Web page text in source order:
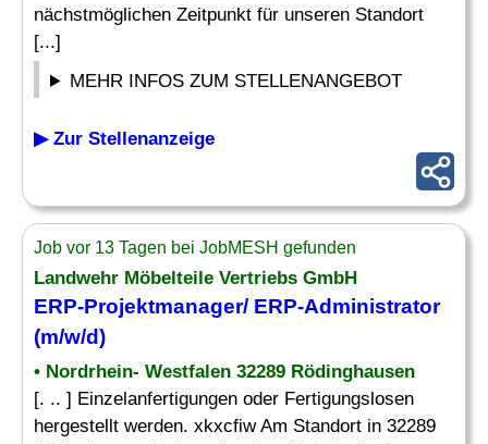
nächstmöglichen Zeitpunkt für unseren Standort
[...]
MEHR INFOS ZUM STELLENANGEBOT
▶ Zur Stellenanzeige
Job vor 13 Tagen bei JobMESH gefunden
Landwehr Möbelteile Vertriebs GmbH
ERP-Projektmanager/ ERP-Administrator
(m/w/d)
• Nordrhein- Westfalen 32289 Rödinghausen
[. .. ] Einzelanfertigungen oder Fertigungslosen
hergestellt werden. xkxcfiw Am Standort in 32289